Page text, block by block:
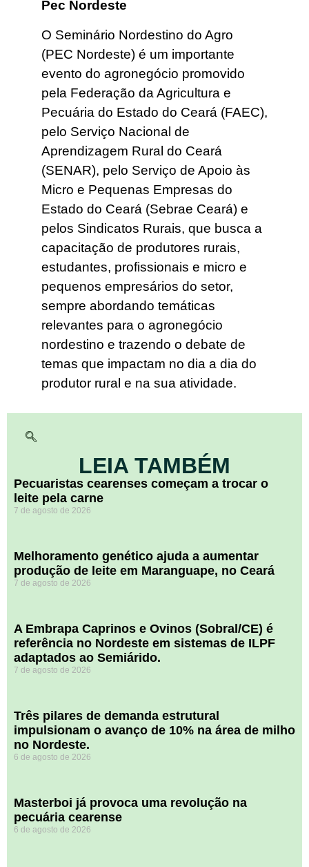
Pec Nordeste
O Seminário Nordestino do Agro
(PEC Nordeste) é um importante
evento do agronegócio promovido
pela Federação da Agricultura e
Pecuária do Estado do Ceará (FAEC),
pelo Serviço Nacional de
Aprendizagem Rural do Ceará
(SENAR), pelo Serviço de Apoio às
Micro e Pequenas Empresas do
Estado do Ceará (Sebrae Ceará) e
pelos Sindicatos Rurais, que busca a
capacitação de produtores rurais,
estudantes, profissionais e micro e
pequenos empresários do setor,
sempre abordando temáticas
relevantes para o agronegócio
nordestino e trazendo o debate de
temas que impactam no dia a dia do
produtor rural e na sua atividade.
LEIA TAMBÉM
Pecuaristas cearenses começam a trocar o
leite pela carne
7 de agosto de 2026
Melhoramento genético ajuda a aumentar
produção de leite em Maranguape, no Ceará
7 de agosto de 2026
A Embrapa Caprinos e Ovinos (Sobral/CE) é
referência no Nordeste em sistemas de ILPF
adaptados ao Semiárido.
7 de agosto de 2026
​Três pilares de demanda estrutural
impulsionam o avanço de 10% na área de milho
no Nordeste.
6 de agosto de 2026
Masterboi já provoca uma revolução na
pecuária cearense
6 de agosto de 2026